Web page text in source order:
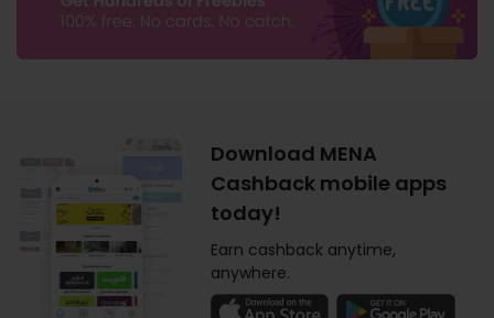
Download MENA
Cashback mobile apps
today!
Earn cashback anytime,
anywhere.